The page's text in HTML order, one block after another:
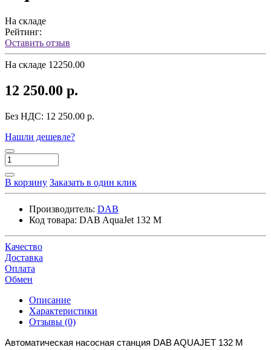
На складе
Рейтинг:
Оставить отзыв
На складе 12250.00
12 250.00 р.
Без НДС: 12 250.00 р.
Нашли дешевле?
В корзину Заказать в один клик
Производитель: DAB
Код товара: DAB AquaJet 132 M
Качество
Доставка
Оплата
Обмен
Описание
Характеристики
Отзывы (0)
Автоматическая насосная станция DAB AQUAJET 132 M